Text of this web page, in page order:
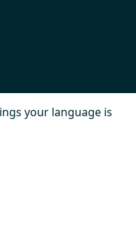
your language is